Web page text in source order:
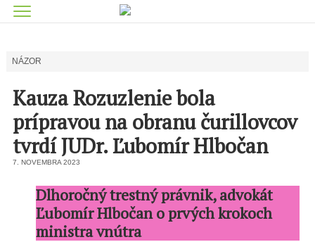
NÁZOR
Kauza Rozuzlenie bola
prípravou na obranu čurillovcov
tvrdí JUDr. Ľubomír Hlbočan
7. NOVEMBRA 2023
Dlhoročný trestný právnik, advokát
Ľubomír Hlbočan o prvých krokoch
ministra vnútra